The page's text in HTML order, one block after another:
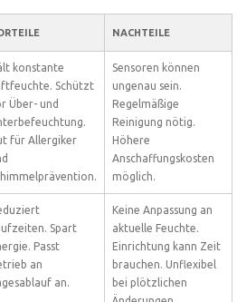
NACHTEILE
konstante
Schützt
Über- und
für Allergiker
Sensoren können
ungenau sein.
Regelmäßige
Reinigung nötig.
Höhere
Anschaffungskosten
möglich.
Spart
Passt
an
an.
Keine Anpassung an
aktuelle Feuchte.
Einrichtung kann Zeit
brauchen. Unflexibel
bei plötzlichen